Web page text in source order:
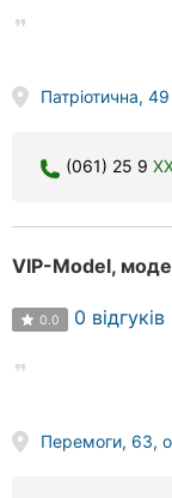
Патріотична, 49
(061) 25 9
VIP-Model,
0.0 0 відгуків
Перемоги, 63,